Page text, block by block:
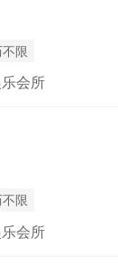
限
会所
限
会所